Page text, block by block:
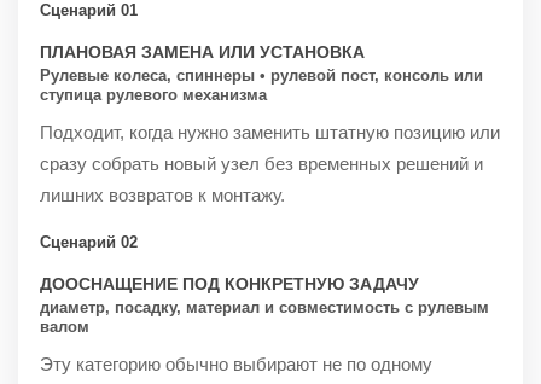
Сценарий 01
ПЛАНОВАЯ ЗАМЕНА ИЛИ УСТАНОВКА
Рулевые колеса, спиннеры • рулевой пост, консоль или
ступица рулевого механизма
Подходит, когда нужно заменить штатную позицию или
сразу собрать новый узел без временных решений и
лишних возвратов к монтажу.
Сценарий 02
ДООСНАЩЕНИЕ ПОД КОНКРЕТНУЮ ЗАДАЧУ
диаметр, посадку, материал и совместимость с рулевым
валом
Эту категорию обычно выбирают не по одному